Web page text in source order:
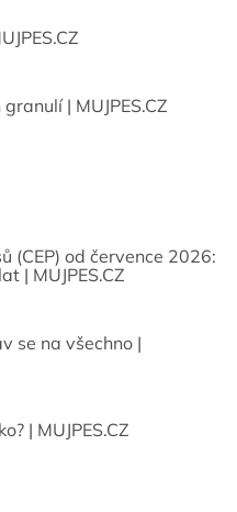
| MUJPES.CZ
(CEP) od července 2026:
| MUJPES.CZ
se na všechno |
| MUJPES.CZ